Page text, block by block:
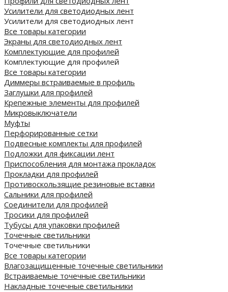
Усилители для светодиодных лент
Усилители для светодиодных лент
Все товары категории
Экраны для светодиодных лент
Комплектующие для профилей
Комплектующие для профилей
Все товары категории
Диммеры встраиваемые в профиль
Заглушки для профилей
Крепежные элементы для профилей
Микровыключатели
Муфты
Перфорированные сетки
Подвесные комплекты для профилей
Подложки для фиксации лент
Приспособления для монтажа прокладок
Прокладки для профилей
Противоскользящие резиновые вставки
Сальники для профилей
Соединители для профилей
Тросики для профилей
Тубусы для упаковки профилей
Точечные светильники
Точечные светильники
Все товары категории
Влагозащищенные точечные светильники
Встраиваемые точечные светильники
Накладные точечные светильники